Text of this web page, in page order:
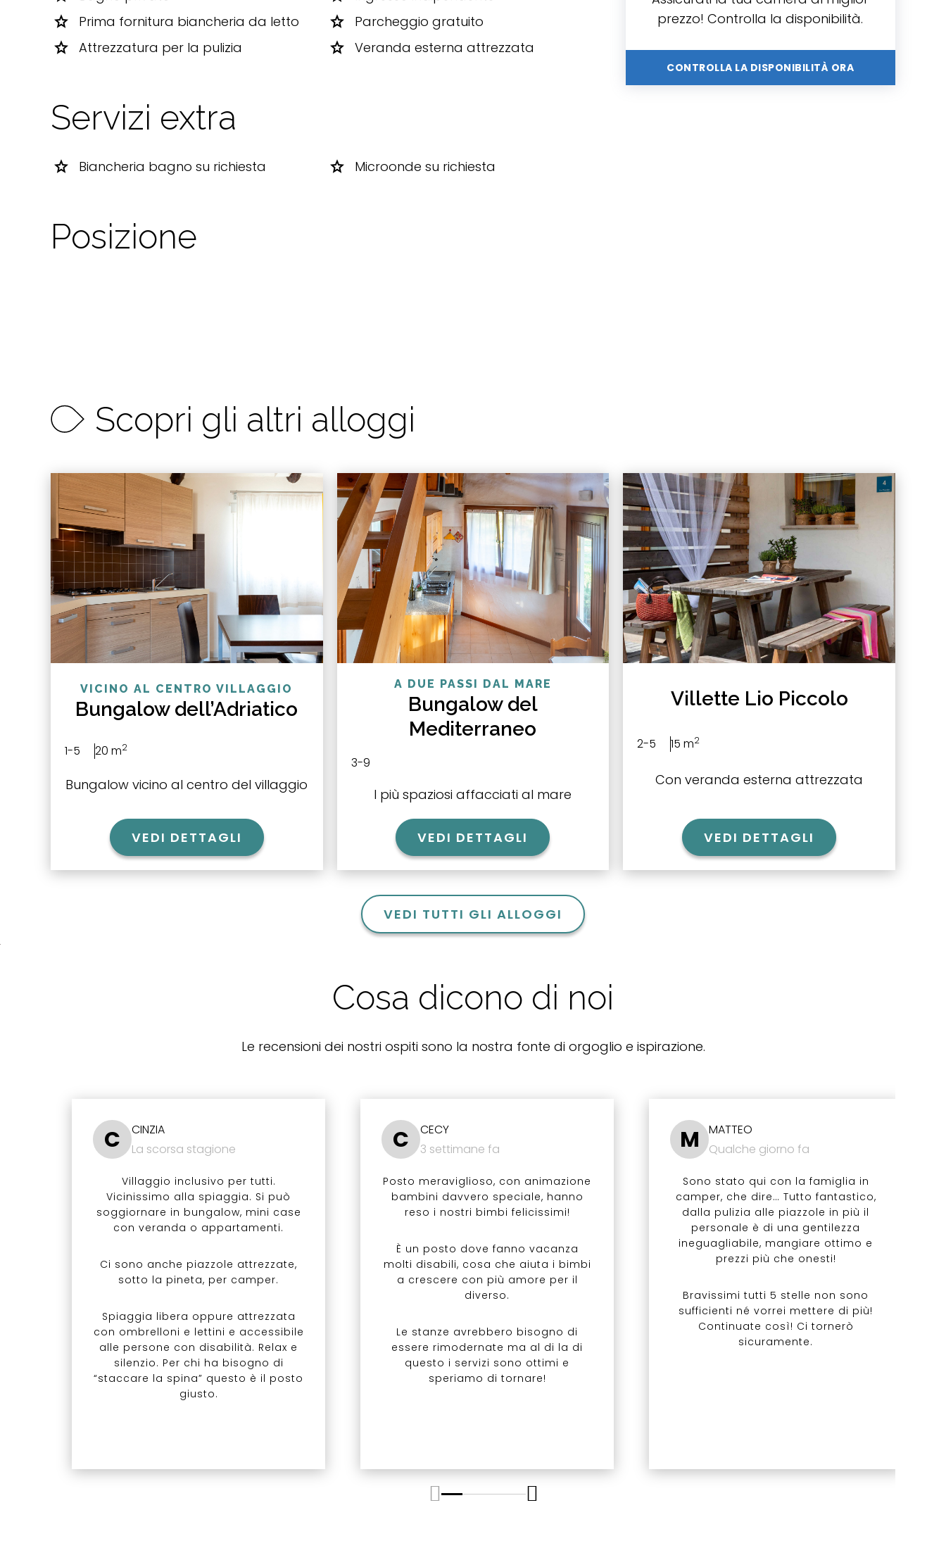
prezzo! Controlla la disponibilità.
CONTROLLA LA DISPONIBILITÀ ORA
star Prima fornitura biancheria da letto
star Attrezzatura per la pulizia
star Parcheggio gratuito
star Veranda esterna attrezzata
Servizi extra
star Biancheria bagno su richiesta star Microonde su richiesta
Posizione
Scopri gli altri alloggi
VICINO AL CENTRO VILLAGGIO
Bungalow dell’Adriatico
1-5 20 m2
Bungalow vicino al centro del villaggio
VEDI DETTAGLI
A DUE PASSI DAL MARE
Bungalow del
Mediterraneo
3-9
I più spaziosi affacciati al mare
VEDI DETTAGLI
Villette Lio Piccolo
2-5 15 m2
Con veranda esterna attrezzata
VEDI DETTAGLI
VEDI TUTTI GLI ALLOGGI
Cosa dicono di noi
Le recensioni dei nostri ospiti sono la nostra fonte di orgoglio e ispirazione.
C
CINZIA
La scorsa stagione
Villaggio inclusivo per tutti.
Vicinissimo alla spiaggia. Si può
soggiornare in bungalow, mini case
con veranda o appartamenti.
Ci sono anche piazzole attrezzate,
sotto la pineta, per camper.
Spiaggia libera oppure attrezzata
con ombrelloni e lettini e accessibile
alle persone con disabilità. Relax e
silenzio. Per chi ha bisogno di
“staccare la spina” questo è il posto
giusto.
C
CECY
3 settimane fa
Posto meraviglioso, con animazione
bambini davvero speciale, hanno
reso i nostri bimbi felicissimi!
È un posto dove fanno vacanza
molti disabili, cosa che aiuta i bimbi
a crescere con più amore per il
diverso.
Le stanze avrebbero bisogno di
essere rimodernate ma al di la di
questo i servizi sono ottimi e
speriamo di tornare!
M
MATTEO
Qualche giorno fa
Sono stato qui con la famiglia in
camper, che dire… Tutto fantastico,
dalla pulizia alle piazzole in più il
personale è di una gentilezza
ineguagliabile, mangiare ottimo e
prezzi più che onesti!
Bravissimi tutti 5 stelle non sono
sufficienti né vorrei mettere di più!
Continuate così! Ci tornerò
sicuramente.